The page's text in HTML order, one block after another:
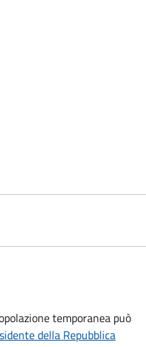
temporanea può
della Repubblica